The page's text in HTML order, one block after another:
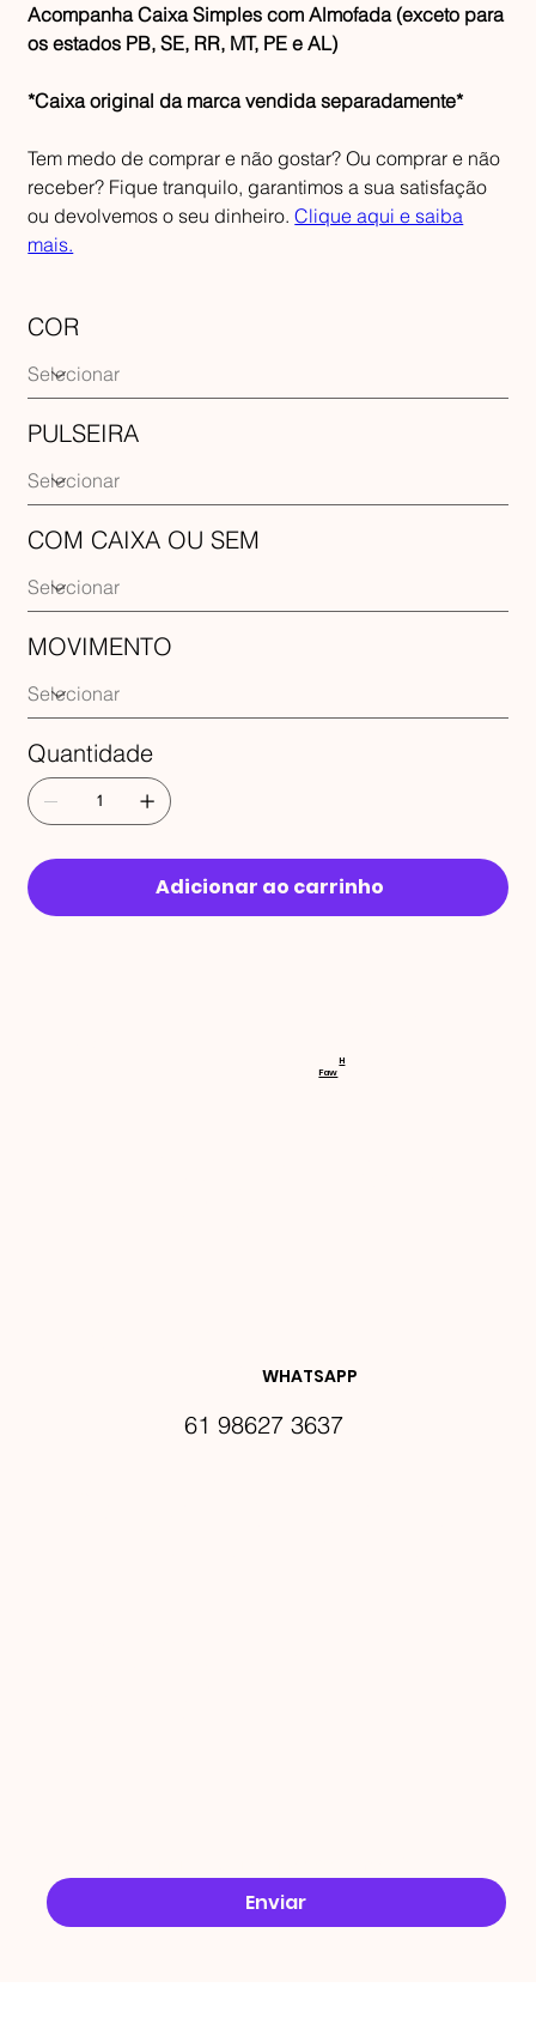
Acompanha Caixa Simples com Almofada (exceto para
os estados PB, SE, RR, MT, PE e AL)
*Caixa original da marca vendida separadamente*
Tem medo de comprar e não gostar? Ou comprar e não
receber? Fique tranquilo, garantimos a sua satisfação
ou devolvemos o seu dinheiro.Clique aqui e saiba
mais.
COR
PULSEIRA
COM CAIXA OU SEM
MOVIMENTO
Quantidade
Adicionar ao carrinho
RECEBA
DES E
Enviar
WHATSAPP
61 98627 3637
Faw
H